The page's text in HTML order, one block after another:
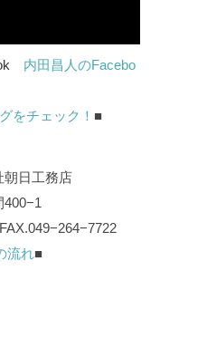
内田昌人のFacebo
をチェック！ ■
朝日工務店
400−1
流れ■